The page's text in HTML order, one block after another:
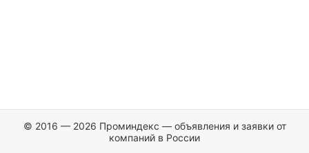
© 2016 — 2026 Проминдекс — объявления и заявки от
компаний в России